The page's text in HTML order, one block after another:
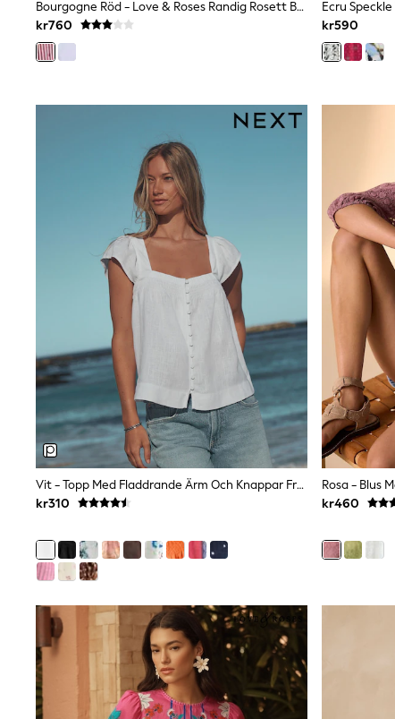
Smiggle
Lipsy Girl
River Island
Boden
Baker by Ted Baker
Angel & Rocket
JoJo Maman Bébé
Occasionwear
Schoolwear
Partywear
Flower Girl
Bridesmaid
All Baby & Nursery
New in
Babygrows & Sleepsuits
Sets & Outfits
Rompersuits & Dungarees
Shop All
Dungarees
Disney
Peppa Pig
BOYS
New In
50 - 92cm
98 - 110cm
116 - 134cm
Trending: Clogs
Toy Story
Pokemon
Spiderman
THE SET
Shop All Clothing
Coats & Jackets
T-Shirts
Sets & Outfits
Sweatshirts & Hoodies
Bourgogne Röd - Love & Roses Randig Rosett Broderad Långärmad Blus Med Skråkrage
kr760
kr590
Vit - Topp Med Fladdrande Ärm Och Knappar Framtill I Linne
kr310
Rosa - Blus
kr460